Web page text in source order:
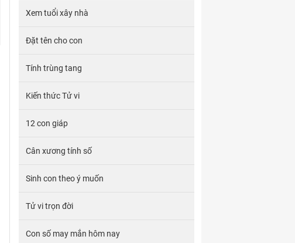
Xem tuổi xây nhà
Đặt tên cho con
Tính trùng tang
Kiến thức Tử vi
12 con giáp
Cân xương tính số
Sinh con theo ý muốn
Tử vi trọn đời
Con số may mắn hôm nay